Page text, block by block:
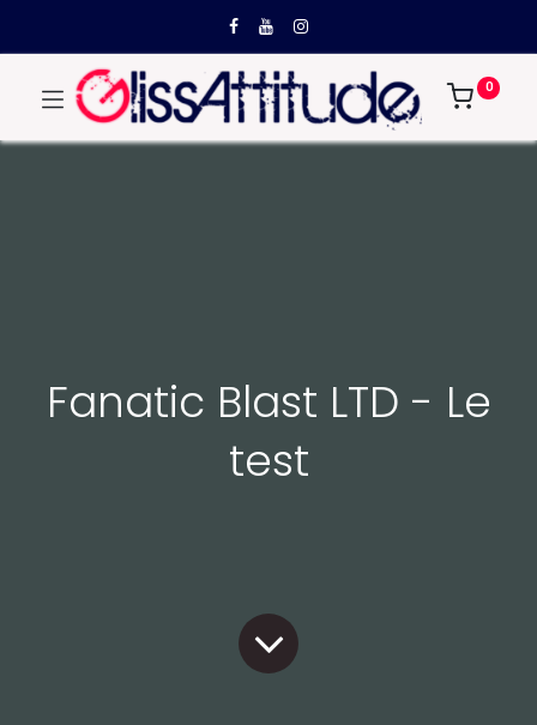
0
Fanatic Blast LTD - Le
test